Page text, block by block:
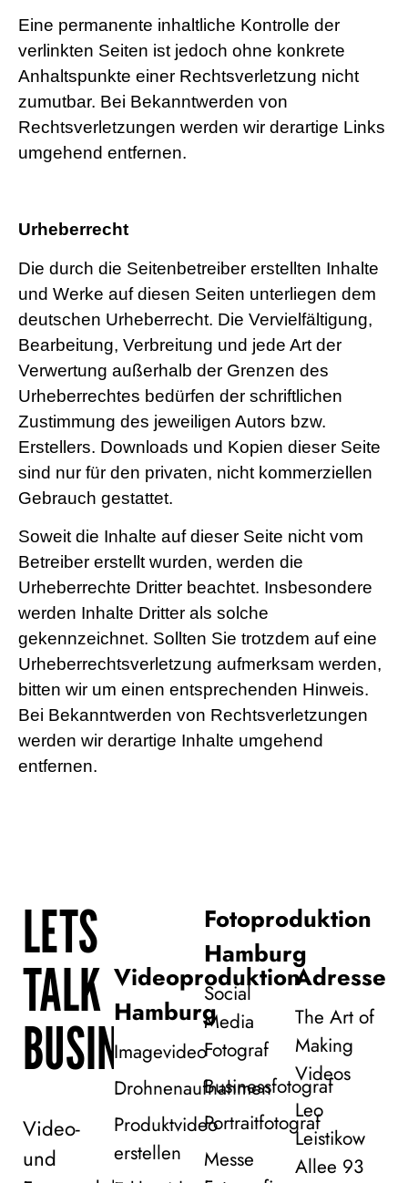
Eine permanente inhaltliche Kontrolle der
verlinkten Seiten ist jedoch ohne konkrete
Anhaltspunkte einer Rechtsverletzung nicht
zumutbar. Bei Bekanntwerden von
Rechtsverletzungen werden wir derartige Links
umgehend entfernen.
Urheberrecht
Die durch die Seitenbetreiber erstellten Inhalte
und Werke auf diesen Seiten unterliegen dem
deutschen Urheberrecht. Die Vervielfältigung,
Bearbeitung, Verbreitung und jede Art der
Verwertung außerhalb der Grenzen des
Urheberrechtes bedürfen der schriftlichen
Zustimmung des jeweiligen Autors bzw.
Erstellers. Downloads und Kopien dieser Seite
sind nur für den privaten, nicht kommerziellen
Gebrauch gestattet.
Soweit die Inhalte auf dieser Seite nicht vom
Betreiber erstellt wurden, werden die
Urheberrechte Dritter beachtet. Insbesondere
werden Inhalte Dritter als solche
gekennzeichnet. Sollten Sie trotzdem auf eine
Urheberrechtsverletzung aufmerksam werden,
bitten wir um einen entsprechenden Hinweis.
Bei Bekanntwerden von Rechtsverletzungen
werden wir derartige Inhalte umgehend
entfernen.
LETS
TALK
BUSINESS!
Video-
und
Videoproduktion
Hamburg
Imagevideo
Drohnenaufnahmen
Produktvideo
erstellen
Fotoproduktion
Hamburg
Social
Media
Fotograf
Businessfotograf
Portraitfotograf
Messe
Adresse
The Art of
Making
Videos
Leo
Leistikow
Allee 93